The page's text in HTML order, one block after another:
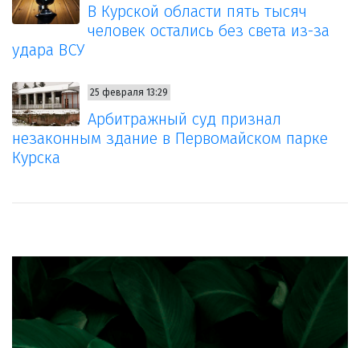
В Курской области пять тысяч
человек остались без света из-за
удара ВСУ
25 февраля 13:29
Арбитражный суд признал
незаконным здание в Первомайском парке
Курска